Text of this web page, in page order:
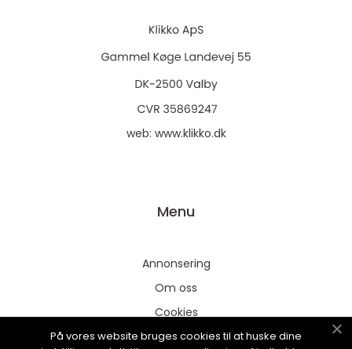
web: www.klikko.dk
Menu
Annonsering
Om oss
Cookies
Kontakta oss
På vores website bruges cookies til at huske dine